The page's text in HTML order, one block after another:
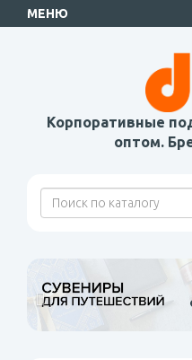
МЕНЮ
Корпоративные
оптом.